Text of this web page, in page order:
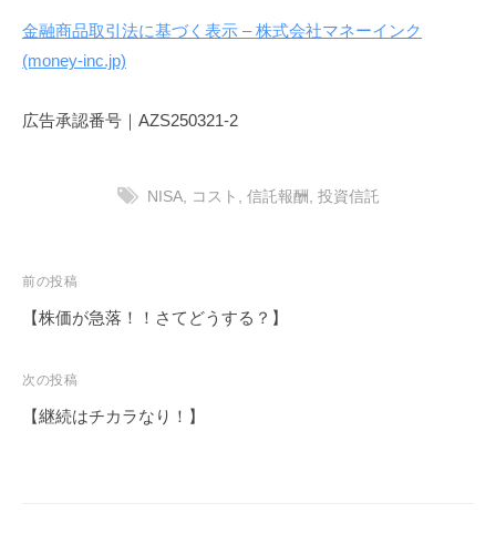
金融商品取引法に基づく表示 – 株式会社マネーインク
(money-inc.jp)
広告承認番号｜AZS250321-2
NISA, コスト 信託報酬 投資信託
投
稿
ビ
ゲ
前の投稿
【株価が急落！！さてどうする？】
次の投稿
【継続はチカラなり！】